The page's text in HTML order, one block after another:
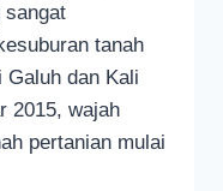
sangat
tanah
dan Kali
2015, wajah
pertanian mulai